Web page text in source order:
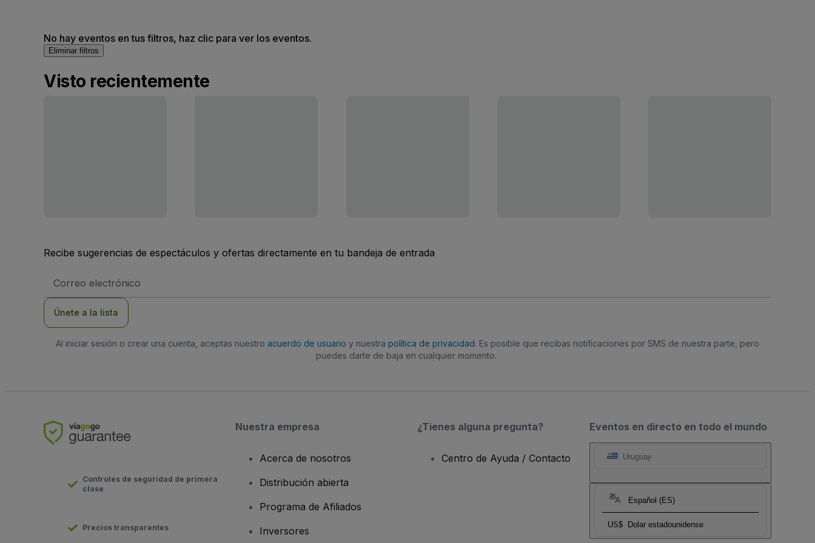
No hay eventos en tus filtros, haz clic para ver los eventos.
Eliminar filtros
Visto recientemente
Recibe sugerencias de espectáculos y ofertas directamente en tu bandeja de entrada
de
Únete a la lista
Al iniciar sesión o crear una cuenta, aceptas nuestro acuerdo de usuario y nuestra política de privacidad. Es posible que recibas notificaciones por SMS de nuestra parte, pero
puedes darte de baja en cualquier momento.
Eventos en directo en todo el mundo
Uruguay
Español (ES)
US$ Dolar estadounidense
Controles de seguridad de primera
clase
Precios transparentes
Nuestra empresa
Acerca de nosotros
Distribución abierta
Programa de Afiliados
Inversores
¿Tienes alguna pregunta?
Centro de Ayuda / Contacto